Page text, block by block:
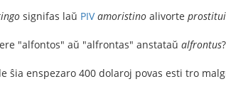
signifas laŭ PIV amoristino alivorte
"alfontos" aŭ "alfrontas" anstataŭ alfrontus?
ŝia enspezaro 400 dolaroj povas esti tro